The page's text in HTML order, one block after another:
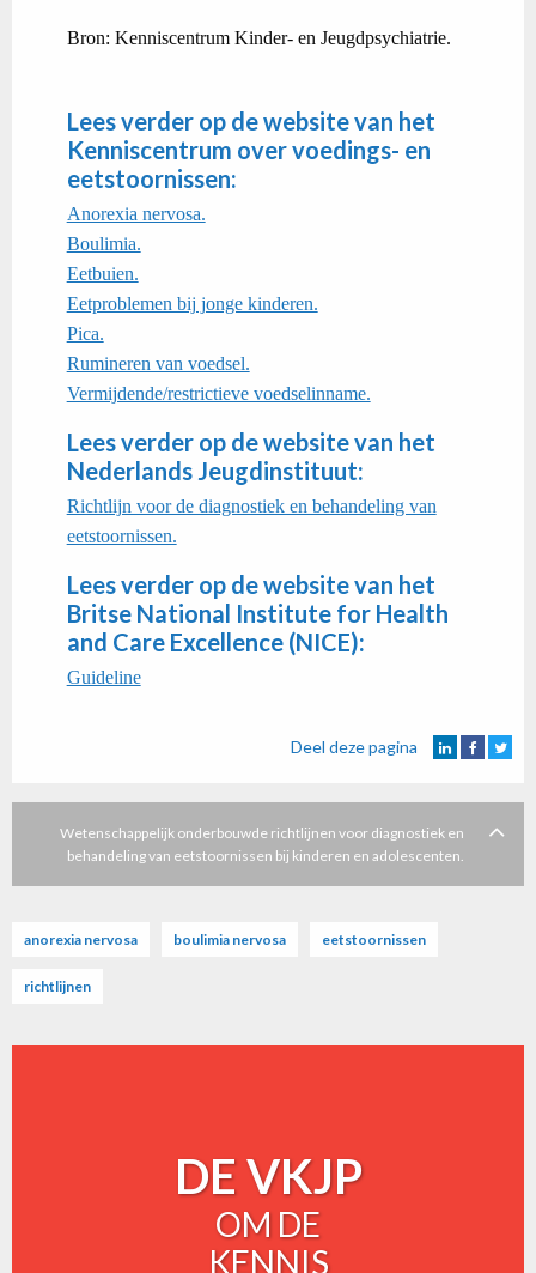
Bron: Kenniscentrum Kinder- en Jeugdpsychiatrie.
Lees verder op de website van het
Kenniscentrum over voedings- en
eetstoornissen:
Anorexia nervosa.
Boulimia.
Eetbuien.
Eetproblemen bij jonge kinderen.
Pica.
Rumineren van voedsel.
Vermijdende/restrictieve voedselinname.
​Lees verder op de website van het
Nederlands Jeugdinstituut:
Richtlijn voor de diagnostiek en behandeling van
eetstoornissen.
Lees verder op de website van het
Britse National Institute for Health
and Care Excellence (NICE):
Guideline
Deel deze pagina
Wetenschappelijk onderbouwde richtlijnen voor diagnostiek en
behandeling van eetstoornissen bij kinderen en adolescenten.
anorexia nervosa boulimia nervosa eetstoornissen
richtlijnen
DE VKJP
OM DE
KENNIS